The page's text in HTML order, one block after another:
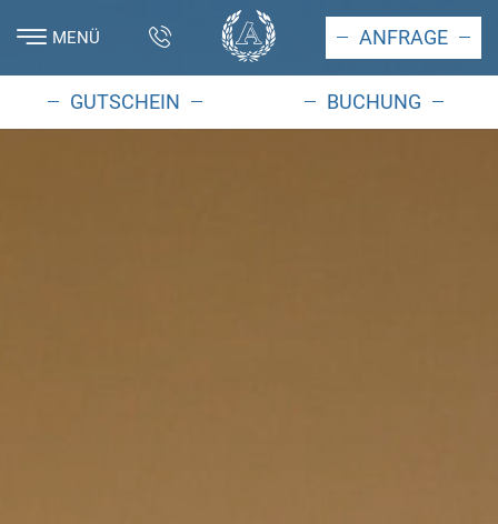
MENÜ ANFRAGE
GUTSCHEIN BUCHUNG